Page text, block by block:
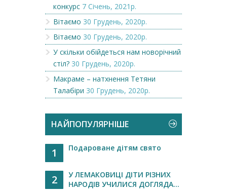
конкурс 7 Січень, 2021р.
Вітаємо 30 Грудень, 2020р.
Вітаємо 30 Грудень, 2020р.
У скільки обійдеться нам новорічний
стіл? 30 Грудень, 2020р.
Макраме – натхнення Тетяни
Талабіри 30 Грудень, 2020р.
НАЙПОПУЛЯРНІШЕ
1 Подароване дітям свято
2
У ЛЕМАКОВИЦІ ДІТИ РІЗНИХ
НАРОДІВ УЧИЛИСЯ ДОГЛЯДА...